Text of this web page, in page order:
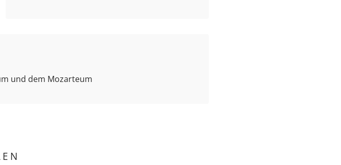
und dem Mozarteum